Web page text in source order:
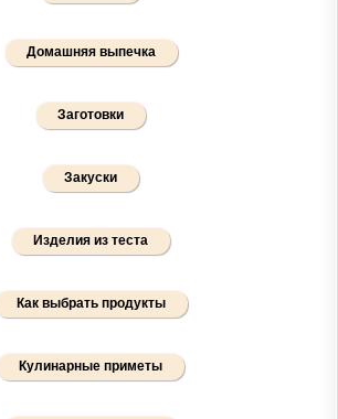
Домашняя выпечка
Заготовки
Закуски
Изделия из теста
Как выбрать продукты
Кулинарные приметы